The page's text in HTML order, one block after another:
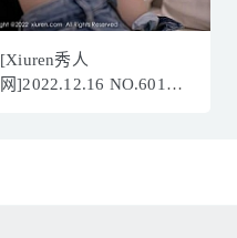
[Xiuren秀人
网]2022.12.16 NO.6011